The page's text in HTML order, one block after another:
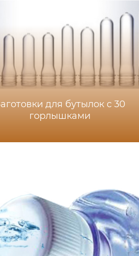
для бутылок с 30
горлышками